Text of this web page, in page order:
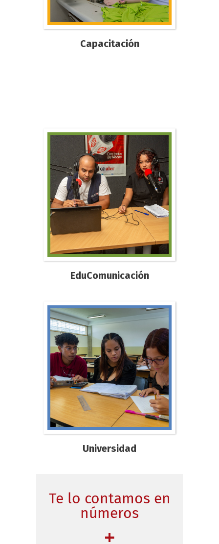
Capacitación
EduComunicación
Universidad
Te lo contamos en
números
+